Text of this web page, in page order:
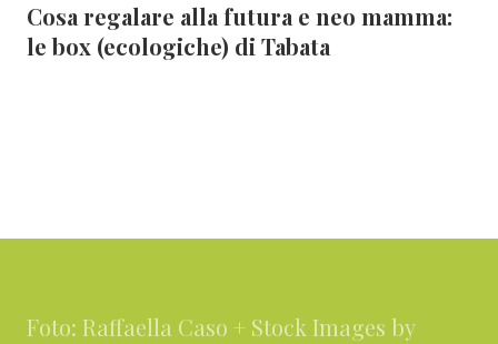
Cosa regalare alla futura e neo mamma:
le box (ecologiche) di Tabata
Foto: Raffaella Caso + Stock Images by